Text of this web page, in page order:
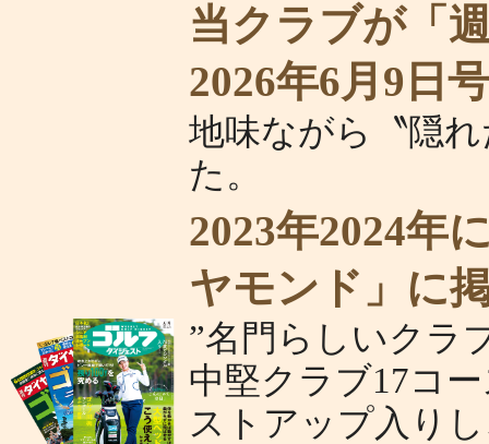
当クラブが「
2026年6月9日
地味ながら〝隠
た。
2023年2024年
ヤモンド」に
”名門らしいクラ
中堅クラブ17コ
ストアップ入り